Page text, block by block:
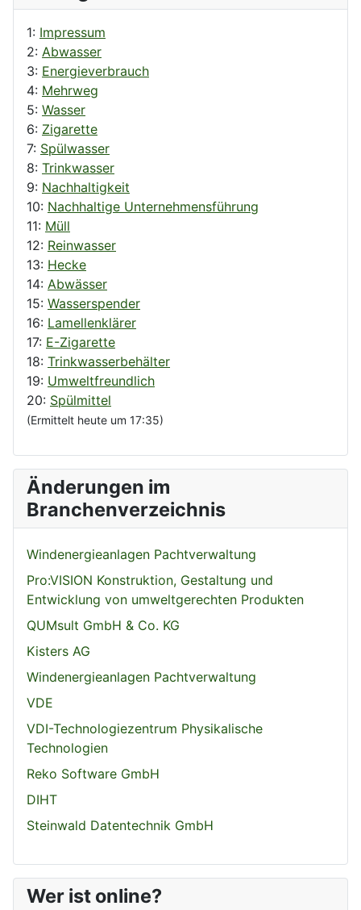
1: Impressum
2: Abwasser
3: Energieverbrauch
4: Mehrweg
5: Wasser
6: Zigarette
7: Spülwasser
8: Trinkwasser
9: Nachhaltigkeit
10: Nachhaltige Unternehmensführung
11: Müll
12: Reinwasser
13: Hecke
14: Abwässer
15: Wasserspender
16: Lamellenklärer
17: E-Zigarette
18: Trinkwasserbehälter
19: Umweltfreundlich
20: Spülmittel
(Ermittelt heute um 17:35)
Änderungen im
Branchenverzeichnis
Windenergieanlagen Pachtverwaltung
Pro:VISION Konstruktion, Gestaltung und
Entwicklung von umweltgerechten Produkten
QUMsult GmbH & Co. KG
Kisters AG
Windenergieanlagen Pachtverwaltung
VDE
VDI-Technologiezentrum Physikalische
Technologien
Reko Software GmbH
DIHT
Steinwald Datentechnik GmbH
Wer ist online?